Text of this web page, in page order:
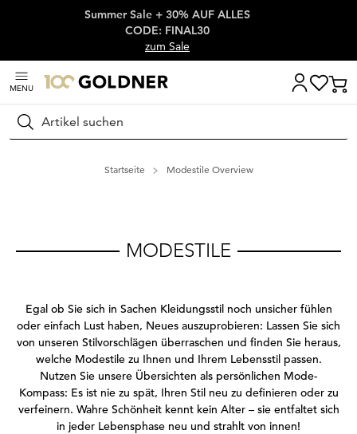
Überspringe Navigation, direkt zum Content
Summer Sale + 30% AUF ALLES
CODE: FINAL30
zum Sale
MENU
Suchen
Startseite Modestile Overview
MODESTILE
Egal ob Sie sich in Sachen Kleidungsstil noch unsicher fühlen
oder einfach Lust haben, Neues auszuprobieren: Lassen Sie sich
von unseren Stilvorschlägen überraschen und finden Sie heraus,
welche Modestile zu Ihnen und Ihrem Lebensstil passen.
Nutzen Sie unsere Übersichten als persönlichen Mode-
Kompass: Es ist nie zu spät, Ihren Stil neu zu definieren oder zu
verfeinern. Wahre Schönheit kennt kein Alter – sie entfaltet sich
in jeder Lebensphase neu und strahlt von innen!